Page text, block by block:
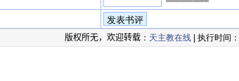
版权所无，欢迎转载： 天主教在线| 执行时间